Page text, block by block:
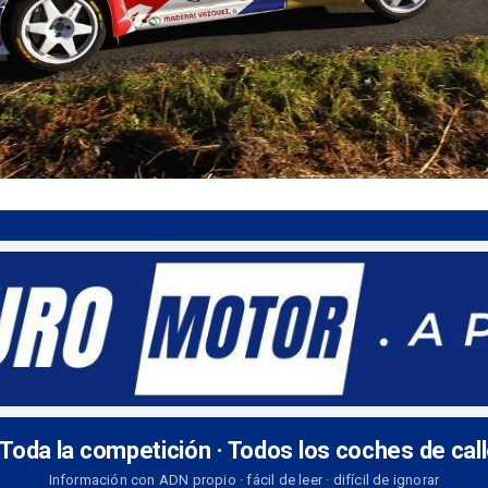
Toda la competición · Todos los coches de
Información con ADN propio · fácil de leer · difícil de ignorar